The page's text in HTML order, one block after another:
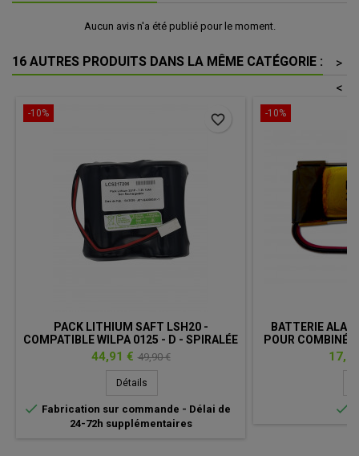
Aucun avis n'a été publié pour le moment.
16 AUTRES PRODUITS DANS LA MÊME CATÉGORIE :
>
<
-10%
PACK LITHIUM SAFT LSH20 -
COMPATIBLE WILPA 0125 - D - SPIRALÉE
- 2S1P - 7,2V 13AH - T1 + CONNECTEUR
Prix
44,91 € Prix
de
49,90 €
Détails
 Fabrication sur commande - Délai de
24-72h supplémentaires
favorite_border -10%
BATTERIE
POUR
Prix
